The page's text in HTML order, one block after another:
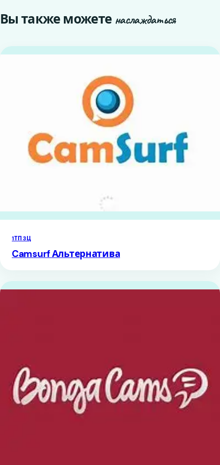
Вы также можете наслаждаться
1ТП3Ц
Camsurf Альтернатива